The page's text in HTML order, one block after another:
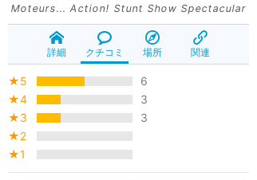
Moteurs... Action! Stunt Show Spectacular
詳細 クチコミ 場所 関連
★5
6
★4
3
★3
3
★2
★1